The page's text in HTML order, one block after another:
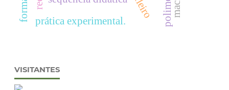
prática experimental.
VISITANTES